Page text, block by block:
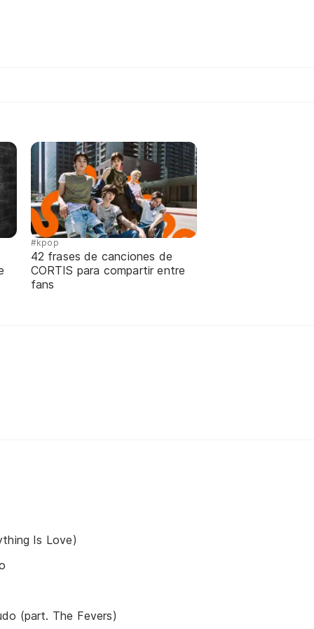
#kpop
42 frases de canciones de
CORTIS para compartir entre
fans
Is Love)
(part. The Fevers)